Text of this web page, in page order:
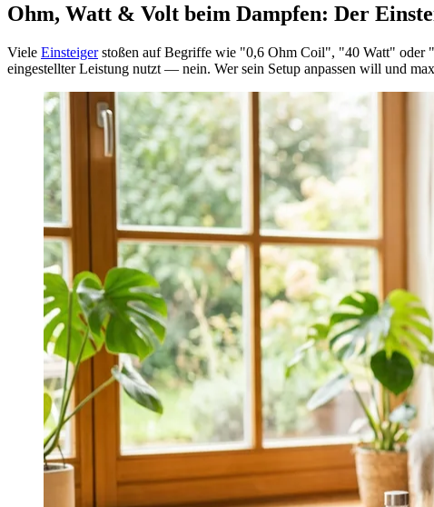
Ohm, Watt & Volt beim Dampfen: Der
Viele Einsteigerstoßen auf Begriffe wie "0,6 Ohm Coil", "40 Watt" oder
eingestellter Leistung nutzt — nein. Wer sein Setup anpassen will und